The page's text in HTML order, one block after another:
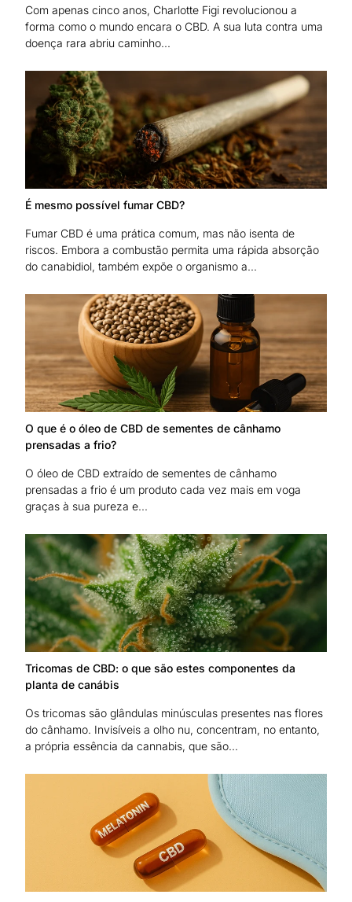
Com apenas cinco anos, Charlotte Figi revolucionou a
forma como o mundo encara o CBD. A sua luta contra uma
doença rara abriu caminho...
É mesmo possível fumar CBD?
Fumar CBD é uma prática comum, mas não isenta de
riscos. Embora a combustão permita uma rápida absorção
do canabidiol, também expõe o organismo a...
O que é o óleo de CBD de sementes de cânhamo
prensadas a frio?
O óleo de CBD extraído de sementes de cânhamo
prensadas a frio é um produto cada vez mais em voga
graças à sua pureza e...
Tricomas de CBD: o que são estes componentes da
planta de canábis
Os tricomas são glândulas minúsculas presentes nas flores
do cânhamo. Invisíveis a olho nu, concentram, no entanto,
a própria essência da cannabis, que são...